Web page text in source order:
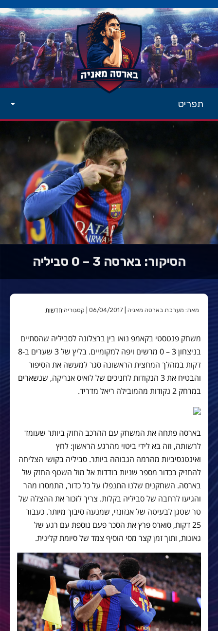
תפריט
הסיקור: בארסה 3 – 0 סביליה
מאת: מערכת בארסה מאניה | 06/04/2017 | קטגוריה: חדשות
משחק פנטסטי בקאמפ נואו בין ברצלונה לסביליה שהסתיים
בניצחון 3 – 0 מרשים ויפה למקומיים. בליץ של 3 שערים ב-8
דקות במהלך המחצית הראשונה סגר למעשה את הסיפור
והבטיח את 3 הנקודות לחניכים של לואיס אנריקה, שנשארים
במרחק 2 נקודות מהמובילה ריאל מדריד.
בארסה פתחה את המשחק עם ההרכב החזק ביותר שעומד
לרשותה, וזה בא לידי ביטוי מהרגע הראשון: לחץ
ואינטנסיביות מהרמה הגבוהה ביותר. סביליה בקושי הצליחה
להחזיק בכדור מספר שניות בודדות אל מול השטף החזק של
בארסה. השחקנים שלנו התנפלו על כל כדור, התמסרו מהר
והגיעו לרחבה של סביליה בקלות. צריך לזכור את ההצלה של
טר שטגן לבעיטה של אנזונזי, שמנעה סיבוך מיותר. כעבור
25 דקות, סוארס פרץ את הסכר פעם נוספת עם רגע של
גאונות, ותוך זמן קצר מסי הוסיף צמד של סיומת קלינית.